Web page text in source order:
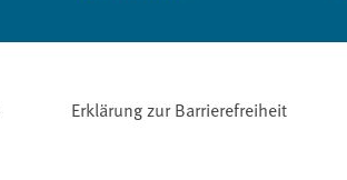
Erklärung zur Barrierefreiheit